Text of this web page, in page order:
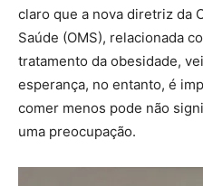
claro que a nova diretriz da
Saúde (OMS), relacionada
tratamento da obesidade,
esperança, no entanto, é
comer menos pode não
uma preocupação.